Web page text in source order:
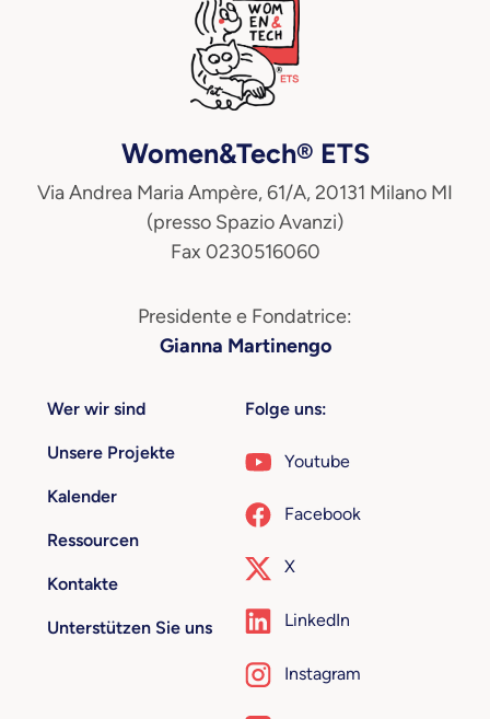
Women&Tech® ETS
Via Andrea Maria Ampère, 61/A, 20131 Milano MI
(presso Spazio Avanzi)
Fax 0230516060
Presidente e Fondatrice:
Gianna Martinengo
Wer wir sind
Unsere Projekte
Kalender
Ressourcen
Kontakte
Unterstützen Sie uns
Folge uns:
Youtube
Facebook
X
LinkedIn
Instagram